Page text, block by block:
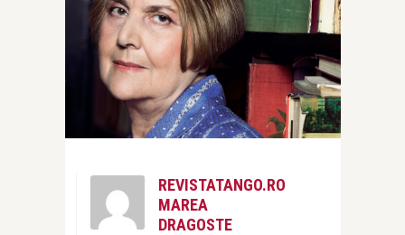
REVISTATANGO.RO
MAREA
DRAGOSTE